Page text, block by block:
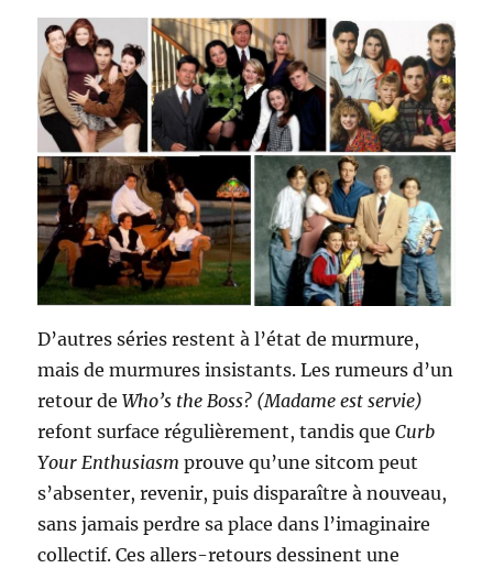
D’autres séries restent à l’état de murmure,
mais de murmures insistants. Les rumeurs d’un
retour deWho’s the Boss? (Madame est servie)
refont surface régulièrement, tandis queCurb
Your Enthusiasm prouve qu’une sitcom peut
s’absenter, revenir, puis disparaître à nouveau,
sans jamais perdre sa place dans l’imaginaire
collectif. Ces allers-retours dessinent une